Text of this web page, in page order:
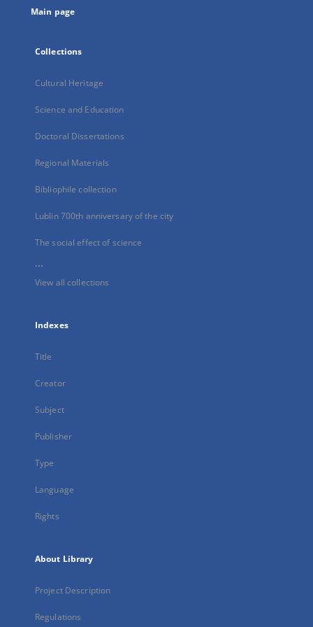
Main page
Collections
Cultural Heritage
Science and Education
Doctoral Dissertations
Regional Materials
Bibliophile collection
Lublin 700th anniversary of the city
The social effect of science
...
View all collections
Indexes
Title
Creator
Subject
Publisher
Type
Language
Rights
About Library
Project Description
Regulations